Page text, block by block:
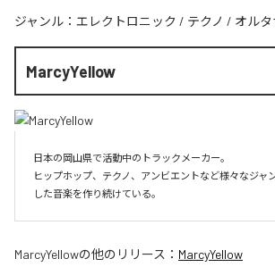
ジャンル： エレクトロニック / テクノ / オル
MarcyYellow
日本の岡山県で活動中のトラックメーカー。
ヒップホップ、テクノ、アンビエントなど様々なジャ
した音楽を作り続けている。
MarcyYellowの他のリリース： MarcyYellow